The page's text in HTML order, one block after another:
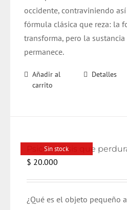
occidente, contraviniendo
fórmula clásica que reza: la
transforma, pero la sustancia
permanece.
Añadir al
carrito
Detalles
Sin stock
$ 20.000
¿Qué es el objeto pequeño